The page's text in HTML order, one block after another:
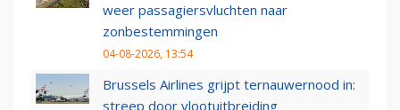
weer passagiersvluchten naar
zonbestemmingen
04-08-2026, 13:54
Brussels Airlines grijpt ternauwernood in:
streep door vlootuitbreiding